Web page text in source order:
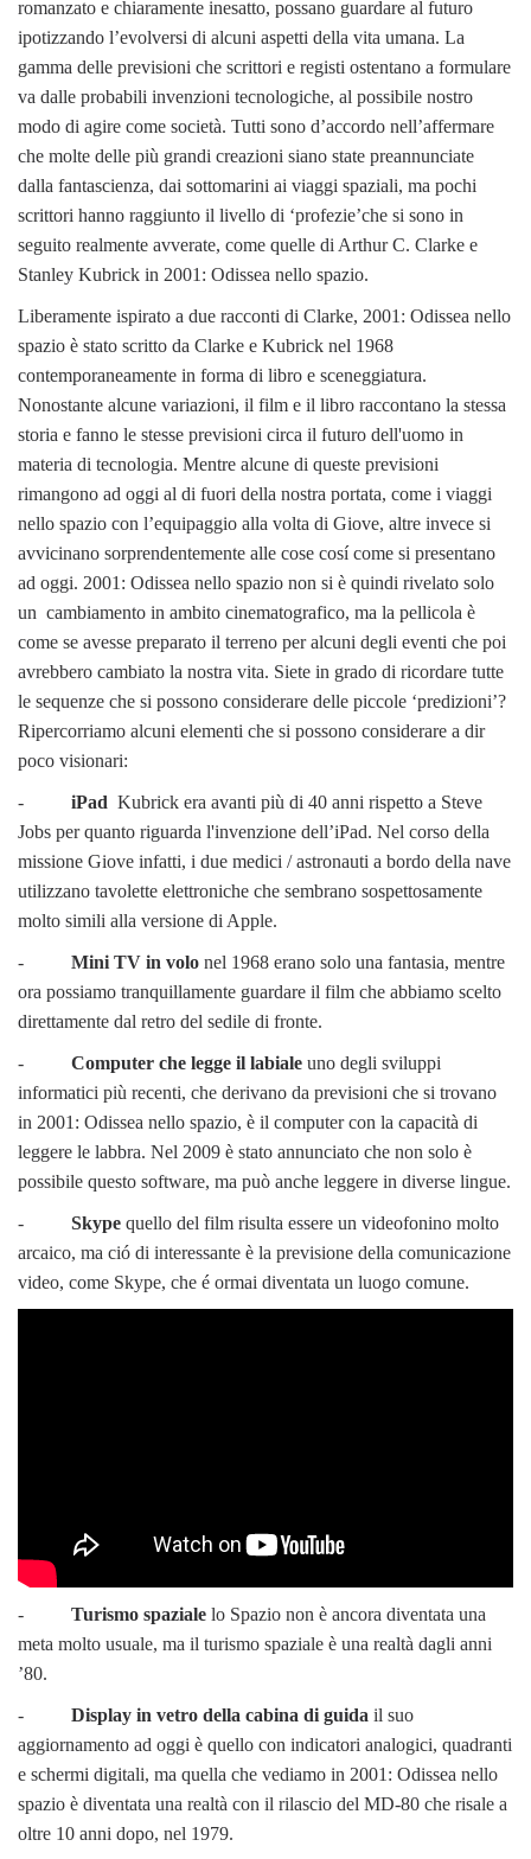
romanzato e chiaramente inesatto, possano guardare al futuro
ipotizzando l’evolversi di alcuni aspetti della vita umana. La
gamma delle previsioni che scrittori e registi ostentano a formulare
va dalle probabili invenzioni tecnologiche, al possibile nostro
modo di agire come società. Tutti sono d’accordo nell’affermare
che molte delle più grandi creazioni siano state preannunciate
dalla fantascienza, dai sottomarini ai viaggi spaziali, ma pochi
scrittori hanno raggiunto il livello di ‘profezie’che si sono in
seguito realmente avverate, come quelle di Arthur C. Clarke e
Stanley Kubrick in 2001: Odissea nello spazio.
Liberamente ispirato a due racconti di Clarke, 2001: Odissea nello
spazio è stato scritto da Clarke e Kubrick nel 1968
contemporaneamente in forma di libro e sceneggiatura.
Nonostante alcune variazioni, il film e il libro raccontano la stessa
storia e fanno le stesse previsioni circa il futuro dell'uomo in
materia di tecnologia. Mentre alcune di queste previsioni
rimangono ad oggi al di fuori della nostra portata, come i viaggi
nello spazio con l’equipaggio alla volta di Giove, altre invece si
avvicinano sorprendentemente alle cose cosí come si presentano
ad oggi. 2001: Odissea nello spazio non si è quindi rivelato solo
un cambiamento in ambito cinematografico, ma la pellicola è
come se avesse preparato il terreno per alcuni degli eventi che poi
avrebbero cambiato la nostra vita. Siete in grado di ricordare tutte
le sequenze che si possono considerare delle piccole ‘predizioni’?
Ripercorriamo alcuni elementi che si possono considerare a dir
poco visionari:
- iPad Kubrick era avanti più di 40 anni rispetto a Steve
Jobs per quanto riguarda l'invenzione dell’iPad. Nel corso della
missione Giove infatti, i due medici / astronauti a bordo della nave
utilizzano tavolette elettroniche che sembrano sospettosamente
molto simili alla versione di Apple.
- Mini TV in volo nel 1968 erano solo una fantasia, mentre
ora possiamo tranquillamente guardare il film che abbiamo scelto
direttamente dal retro del sedile di fronte.
- Computer che legge il labiale uno degli sviluppi
informatici più recenti, che derivano da previsioni che si trovano
in 2001: Odissea nello spazio, è il computer con la capacità di
leggere le labbra. Nel 2009 è stato annunciato che non solo è
possibile questo software, ma può anche leggere in diverse lingue.
- Skype quello del film risulta essere un videofonino molto
arcaico, ma ció di interessante è la previsione della comunicazione
video, come Skype, che é ormai diventata un luogo comune.
- Turismo spaziale lo Spazio non è ancora diventata una
meta molto usuale, ma il turismo spaziale è una realtà dagli anni
’80.
- Display in vetro della cabina di guida il suo
aggiornamento ad oggi è quello con indicatori analogici, quadranti
e schermi digitali, ma quella che vediamo in 2001: Odissea nello
spazio è diventata una realtà con il rilascio del MD-80 che risale a
oltre 10 anni dopo, nel 1979.